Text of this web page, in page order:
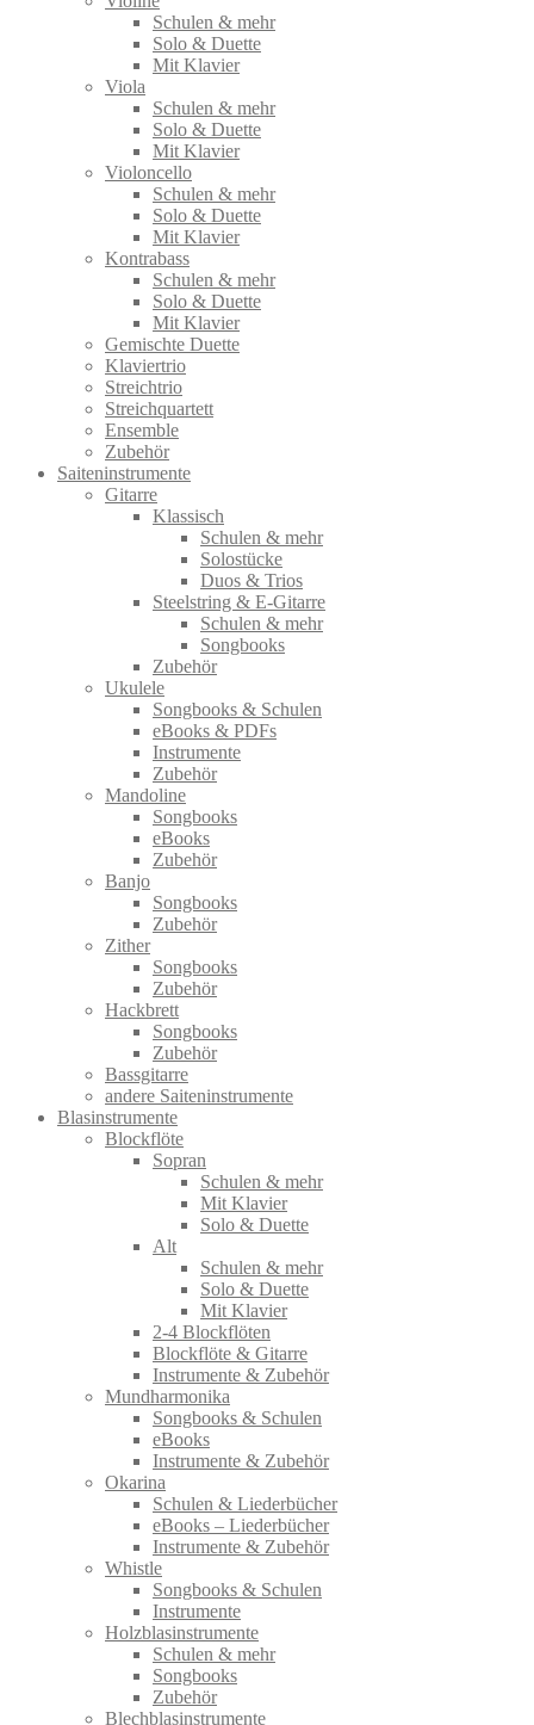
Schulen & mehr
Solo & Duette
Mit Klavier
Viola
Schulen & mehr
Solo & Duette
Mit Klavier
Violoncello
Schulen & mehr
Solo & Duette
Mit Klavier
Kontrabass
Schulen & mehr
Solo & Duette
Mit Klavier
Gemischte Duette
Klaviertrio
Streichtrio
Streichquartett
Ensemble
Zubehör
Saiteninstrumente
Gitarre
Klassisch
Schulen & mehr
Solostücke
Duos & Trios
Steelstring & E-Gitarre
Schulen & mehr
Songbooks
Zubehör
Ukulele
Songbooks & Schulen
eBooks & PDFs
Instrumente
Zubehör
Mandoline
Songbooks
eBooks
Zubehör
Banjo
Songbooks
Zubehör
Zither
Songbooks
Zubehör
Hackbrett
Songbooks
Zubehör
Bassgitarre
andere Saiteninstrumente
Blasinstrumente
Blockflöte
Sopran
Schulen & mehr
Mit Klavier
Solo & Duette
Alt
Schulen & mehr
Solo & Duette
Mit Klavier
2-4 Blockflöten
Blockflöte & Gitarre
Instrumente & Zubehör
Mundharmonika
Songbooks & Schulen
eBooks
Instrumente & Zubehör
Okarina
Schulen & Liederbücher
eBooks – Liederbücher
Instrumente & Zubehör
Whistle
Songbooks & Schulen
Instrumente
Holzblasinstrumente
Schulen & mehr
Songbooks
Zubehör
Blechblasinstrumente